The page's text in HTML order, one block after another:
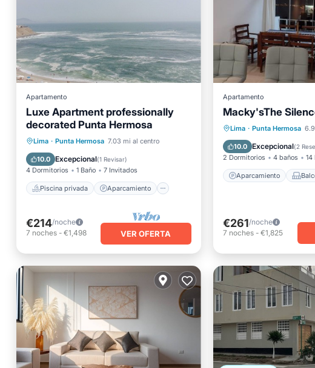
Apartamento
Luxe Apartment professionally
decorated Punta Hermosa
Lima · Punta Hermosa 7.03 mi al centro
10.0 Excepcional(1 Revisar)
4 Dormitorios 1 Baño 7 Invitados
Piscina privada Aparcamiento
Piscina privada
Aparcamiento
Piscina
Balcón/Terraza
€214/noche
7 noches - €1,498 VER OFERTA
Apartamento
Macky'sThe
Lima · Punta Hermosa
10.0 Excepcional(2
2 Dormitorios 4 baños 14
Aparcamiento
Aparcamiento
Internet
Apto
€261/noche
7 noches- €1,825